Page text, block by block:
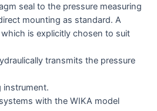
seal to the pressure measuring
mounting as standard. A
is explicitly chosen to suit
transmits the pressure
instrument.
with the WIKA model